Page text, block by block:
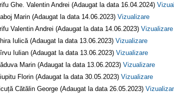
Ghe. Valentin Andrei (Adaugat la data 16.04.2024)
Marin (Adaugat la data 14.06.2023) Vizualizare
Valentin Andrei (Adaugat la data 14.06.2023) Vizualizare
Iulică (Adaugat la data 13.06.2023) Vizualizare
Iulian (Adaugat la data 13.06.2023) Vizualizare
Marin (Adaugat la data 13.06.2023) Vizualizare
Florin (Adaugat la data 30.05.2023) Vizualizare
Cătălin George (Adaugat la data 26.05.2023)